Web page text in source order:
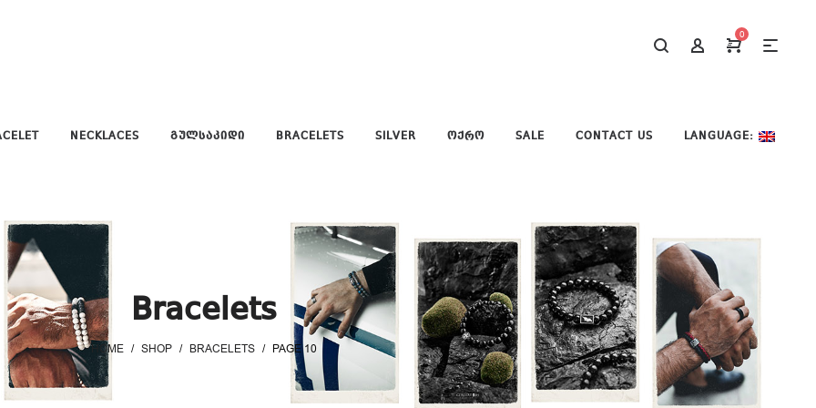
0
NECKLACES ᲒᲣᲚᲡᲐᲙᲘᲓᲘ BRACELETS SILVER ᲝᲥᲠᲝ SALE CONTACT US LANGUAGE:
Bracelets
HOME / SHOP / BRACELETS / PAGE 10